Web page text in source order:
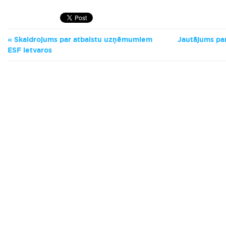
Skaidrojums par atbalstu uzņēmumiem
ESF ietvaros
Jautājums